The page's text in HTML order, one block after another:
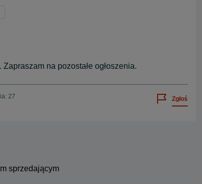
na pozostałe ogłoszenia.
27 Zgłoś
sprzedającym